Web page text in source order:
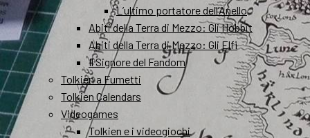
L’ultimo portatore dell’Anello
Abiti della Terra di Mezzo: Gli Hobbit
Abiti della Terra di Mezzo: Gli Elfi
Il Signore del Fandom
Tolkien a Fumetti
Tolkien Calendars
Videogames
Tolkien e i videogiochi